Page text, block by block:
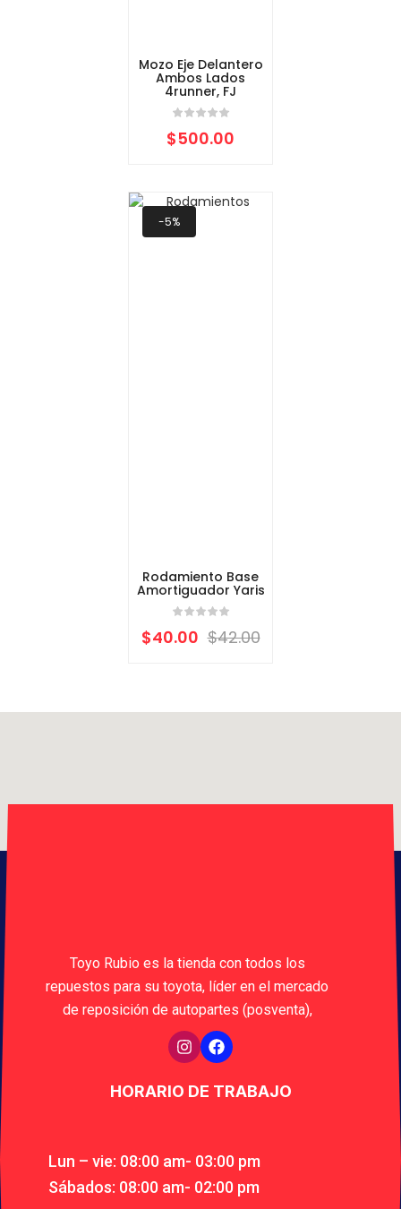
Mozo Eje Delantero
Ambos Lados
4runner, FJ
$500.00
-5%
Rodamiento Base
Amortiguador Yaris
$42.00
$40.00
Toyo Rubio es la tienda con todos los
repuestos para su toyota, líder en el mercado
de reposición de autopartes (posventa),
HORARIO DE TRABAJO
Lun – vie: 08:00 am- 03:00 pm
Sábados: 08:00 am- 02:00 pm